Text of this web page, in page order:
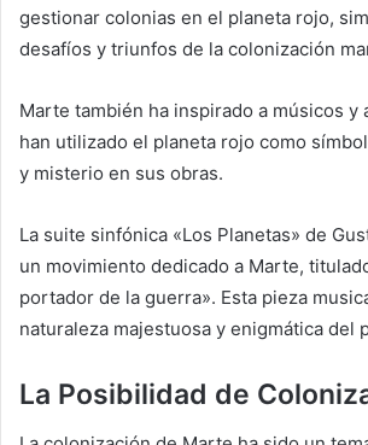
gestionar colonias en el planeta rojo,
desafíos y triunfos de la colonización
Marte también ha inspirado a músicos y
han utilizado el planeta rojo como
y misterio en sus obras.
La suite sinfónica «Los Planetas» de
un movimiento dedicado a Marte,
portador de la guerra». Esta pieza
naturaleza majestuosa y enigmática del
La Posibilidad de